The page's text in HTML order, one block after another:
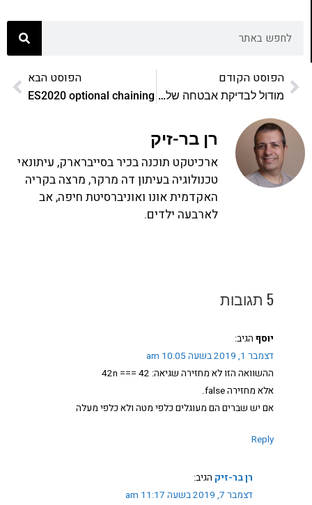
הפוסט הקודם
מודול לבדיקת אבטחה של ספריות צד לקוח של אתר
הפוסט הבא
ES2020 optional chaining
רן בר-זיק
ארכיטקט תוכנה בכיר בסייברארק, עיתונאי
טכנולוגיה בעיתון דה מרקר, מרצה בקריה
האקדמית אונו ואוניברסיטת חיפה, אב
לארבעה ילדים.
5 תגובות
יוסף הגיב:
דצמבר 1, 2019 בשעה 10:05 am
ההשוואה הזו לא מחזירה שגיאה: 42 === 42n
אלא מחזירה false.
אם יש שברים הם מעוגלים כלפי מטה ולא כלפי מעלה
Reply
רן בר-זיק הגיב:
דצמבר 7, 2019 בשעה 11:17 am